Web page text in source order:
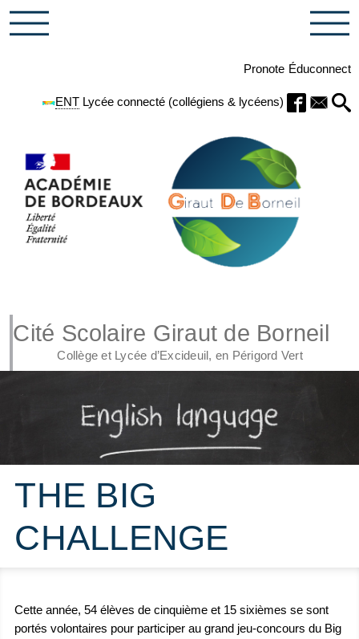
Pronote Éduconnect
ENTLycée connecté (collégiens & lycéens)
Cité Scolaire Giraut de Borneil
Collège et Lycée d’Excideuil, en Périgord Vert
THE BIG
CHALLENGE
Cette année, 54 élèves de cinquième et 15 sixièmes se sont
portés volontaires pour participer au grand jeu-concours du Big